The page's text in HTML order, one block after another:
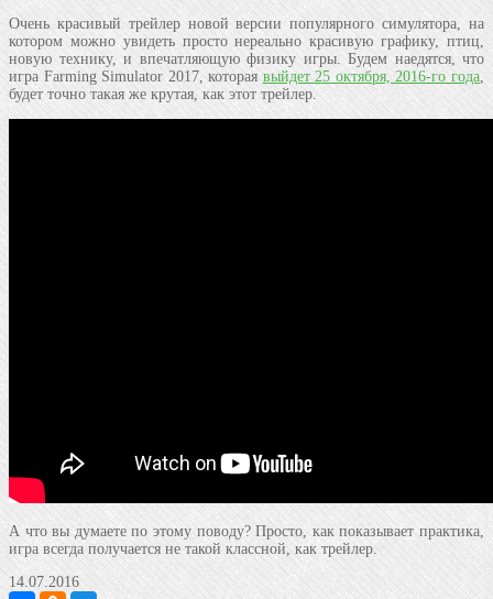
Очень красивый трейлер новой версии популярного симулятора, на
котором можно увидеть просто нереально красивую графику, птиц,
новую технику, и впечатляющую физику игры. Будем наедятся, что
игра Farming Simulator 2017, которая выйдет 25 октября, 2016-го года
будет точно такая же крутая, как этот трейлер.
А что вы думаете по этому поводу? Просто, как показывает практика,
игра всегда получается не такой классной, как трейлер.
14.07.2016